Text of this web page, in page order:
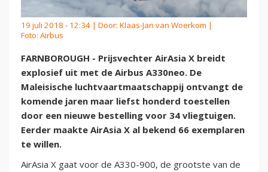
19 juli 2018 - 12:34 | Door: Klaas-Jan van Woerkom |
Foto: Airbus
FARNBOROUGH - Prijsvechter AirAsia X breidt
explosief uit met de Airbus A330neo. De
Maleisische luchtvaartmaatschappij ontvangt de
komende jaren maar liefst honderd toestellen
door een nieuwe bestelling voor 34 vliegtuigen.
Eerder maakte AirAsia X al bekend 66 exemplaren
te willen.
AirAsia X gaat voor de A330-900, de grootste van de